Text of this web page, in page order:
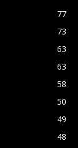
77
73
63
63
58
50
49
48